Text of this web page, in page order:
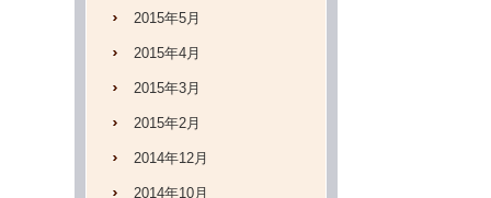
2015年5月
2015年4月
2015年3月
2015年2月
2014年12月
2014年10月